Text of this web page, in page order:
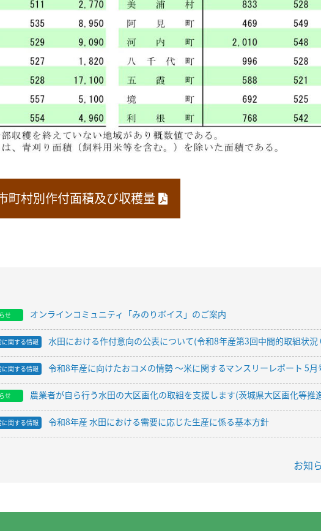
町村別作付面積及び収穫量
せ オンラインコミュニティ「みのりボイス」のご案内
に関する情報 水田における作付意向の公表について(令和8年産第3回中間的取組状況
に関する情報 令和8年産に向けたおコメの情勢 〜米に関するマンスリーレポート 5月
せ 農業者が自ら行う水田の大区画化の取組を支援します(茨城県大区画化等推
に関する情報 令和8年産 水田における需要に応じた生産に係る基本方針
お知